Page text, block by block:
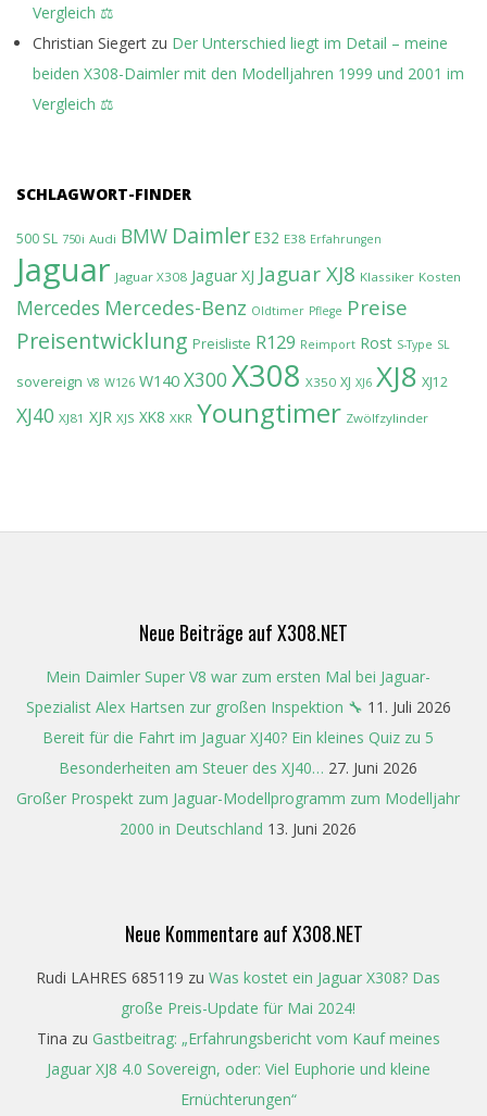
Vergleich ⚖️
Christian Siegert zu Der Unterschied liegt im Detail – meine
beiden X308-Daimler mit den Modelljahren 1999 und 2001 im
Vergleich ⚖️
SCHLAGWORT-FINDER
500 SL 750i Audi BMW Daimler E32 E38 Erfahrungen
Jaguar Jaguar X308 Jaguar XJ Jaguar XJ8 Klassiker Kosten
Mercedes Mercedes-Benz Oldtimer Pflege Preise
Preisentwicklung Preisliste R129 Reimport Rost S-Type SL
sovereign V8 W126 W140 X300 X308 X350 XJ XJ6 XJ8 XJ12
XJ40 XJ81 XJR XJS XK8 XKR Youngtimer Zwölfzylinder
Neue Beiträge auf X308.NET
Mein Daimler Super V8 war zum ersten Mal bei Jaguar-
Spezialist Alex Hartsen zur großen Inspektion 🔧 11. Juli 2026
Bereit für die Fahrt im Jaguar XJ40? Ein kleines Quiz zu 5
Besonderheiten am Steuer des XJ40… 27. Juni 2026
Großer Prospekt zum Jaguar-Modellprogramm zum Modelljahr
2000 in Deutschland 13. Juni 2026
Neue Kommentare auf X308.NET
Rudi LAHRES 685119 zu Was kostet ein Jaguar X308? Das
große Preis-Update für Mai 2024!
Tina zu Gastbeitrag: „Erfahrungsbericht vom Kauf meines
Jaguar XJ8 4.0 Sovereign, oder: Viel Euphorie und kleine
Ernüchterungen“